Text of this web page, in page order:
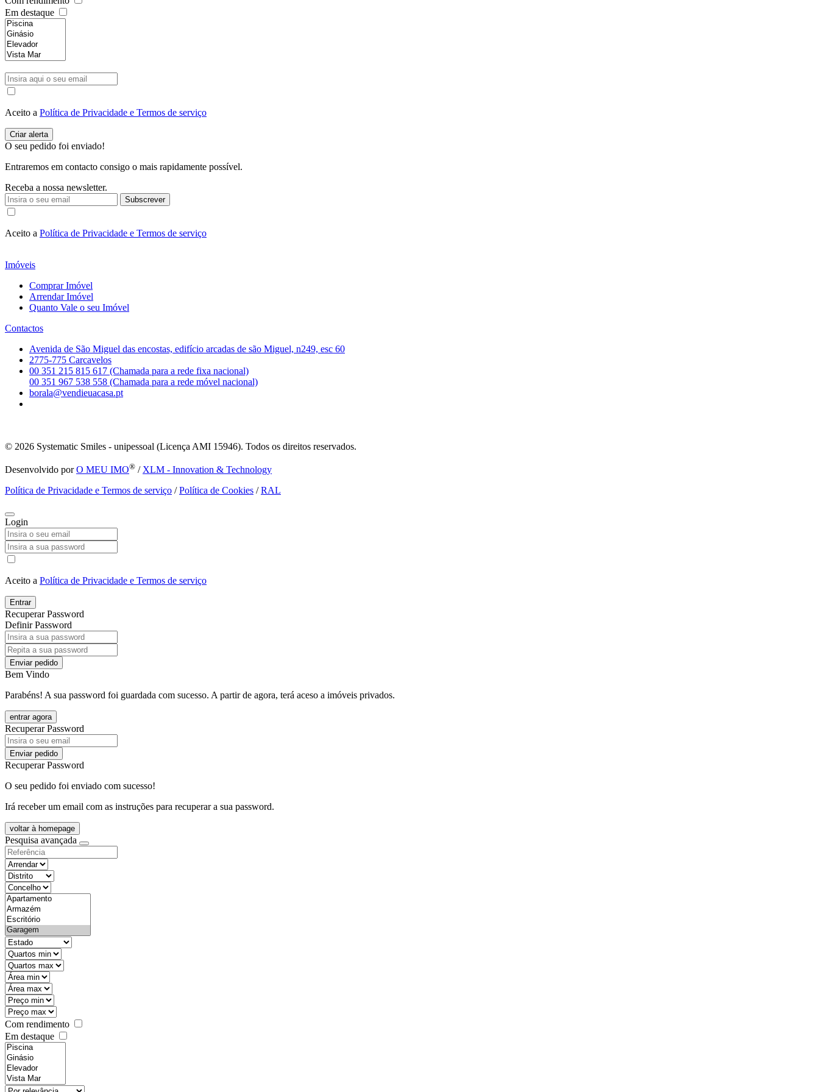
Em destaque
Aceito a Política de Privacidade e Termos de serviço
O seu pedido foi enviado!
Entraremos em contacto consigo o mais rapidamente possível.
Receba a nossa newsletter.
Subscrever
Aceito a Política de Privacidade e Termos de serviço
Imóveis
Comprar Imóvel
Arrendar Imóvel
Quanto Vale o seu Imóvel
Contactos
Avenida de São Miguel das encostas, edifício arcadas de são Miguel, n249, esc 60
2775-775 Carcavelos
00 351 215 815 617 (Chamada para a rede fixa nacional)
00 351 967 538 558 (Chamada para a rede móvel nacional)
borala@vendieuacasa.pt
© 2026 Systematic Smiles - unipessoal (Licença AMI 15946). Todos os direitos reservados.
Desenvolvido porO MEU IMO® / XLM - Innovation & Technology
Política de Privacidade e Termos de serviço /Política de Cookies /RAL
Login
Aceito a Política de Privacidade e Termos de serviço
Entrar
Recuperar Password
Definir Password
Enviar pedido
Bem Vindo
Parabéns! A sua password foi guardada com sucesso. A partir de agora, terá aceso a imóveis privados.
entrar agora
Recuperar Password
Enviar pedido
Recuperar Password
O seu pedido foi enviado com sucesso!
Irá receber um email com as instruções para recuperar a sua password.
voltar à homepage
Pesquisa avançada
objective
districtId
countyId
types
state
mintypo
maxtypo
minarea
maxarea
minprice
maxprice
Com rendimento
Em destaque
features